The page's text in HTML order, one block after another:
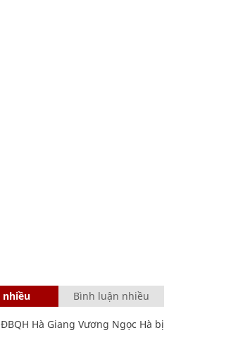
nhiều Bình luận nhiều
Hà Giang Vương Ngọc Hà bị